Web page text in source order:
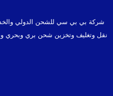
شركة بي بي سي للشحن الدولي
نقل وتغليف وتخزين شحن بري وبحري